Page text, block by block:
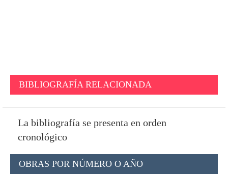
BIBLIOGRAFÍA RELACIONADA
La bibliografía se presenta en orden
cronológico
OBRAS POR NÚMERO O AÑO